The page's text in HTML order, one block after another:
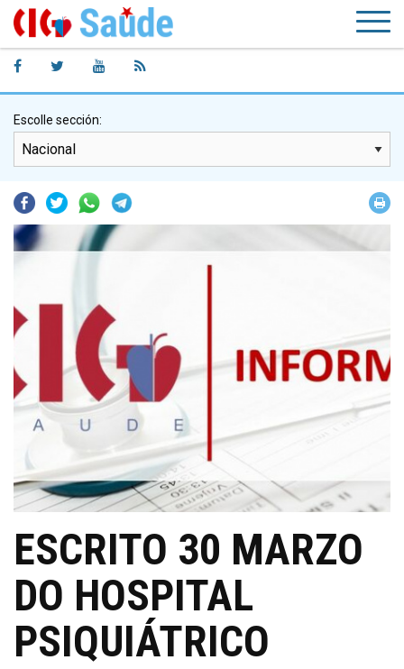
Escolle sección:
Facebook
TwitterWhatsapp
ESCRITO 30 MARZO
DO HOSPITAL
PSIQUIÁTRICO